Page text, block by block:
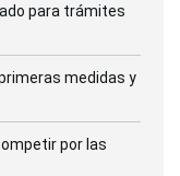
para trámites
medidas y
por las